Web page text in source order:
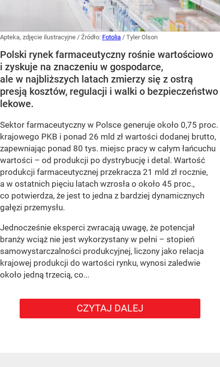
Apteka, zdjęcie ilustracyjne / Źródło: Fotolia / Tyler Olson
Polski rynek farmaceutyczny rośnie wartościowo
i zyskuje na znaczeniu w gospodarce,
ale w najbliższych latach zmierzy się z ostrą
presją kosztów, regulacji i walki o bezpieczeństwo
lekowe.
Sektor farmaceutyczny w Polsce generuje około 0,75 proc.
krajowego PKB i ponad 26 mld zł wartości dodanej brutto,
zapewniając ponad 80 tys. miejsc pracy w całym łańcuchu
wartości – od produkcji po dystrybucję i detal. Wartość
produkcji farmaceutycznej przekracza 21 mld zł rocznie,
a w ostatnich pięciu latach wzrosła o około 45 proc.,
co potwierdza, że jest to jedna z bardziej dynamicznych
gałęzi przemysłu.
Jednocześnie eksperci zwracają uwagę, że potencjał
branży wciąż nie jest wykorzystany w pełni – stopień
samowystarczalności produkcyjnej, liczony jako relacja
krajowej produkcji do wartości rynku, wynosi zaledwie
około jedną trzecią, co...
CZYTAJ DALEJ